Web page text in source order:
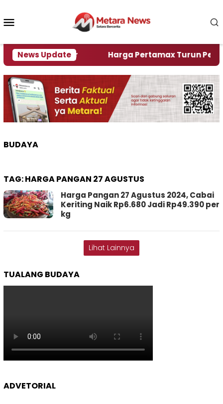
konten
News Update
Krisi Air Harga Pertamax Turun Per Hari
BUDAYA
TAG:HARGA PANGAN 27 AGUSTUS
Harga Pangan 27 Agustus 2024, Cabai
Keriting Naik Rp6.680 Jadi Rp49.390 per
kg
Lihat Lainnya
TUALANG BUDAYA
ADVETORIAL